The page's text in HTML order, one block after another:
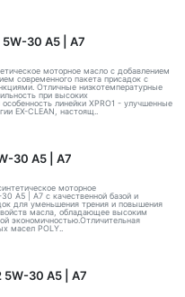
5W-30 А5 | А7
моторное масло с добавлением
современного пакета присадок с
Отличные низкотемпературные
при высоких
линейки XPRO1 - улучшенные
EX-CLEAN, настоящ..
30 A5 | А7
моторное
A5 | А7 с качественной базой и
для уменьшения трения и повышения
масла, обладающее высоким
экономичностью.Отличительная
масел POLY..
5W-30 А5 | А7